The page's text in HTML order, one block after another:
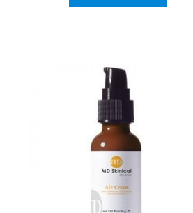
原
始
價
格：
NT$2,500。